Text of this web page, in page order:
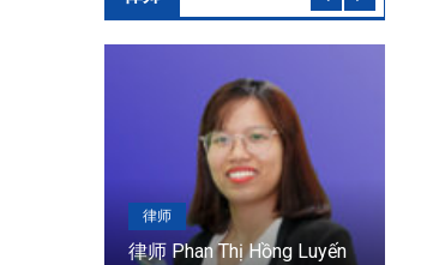
律师
律师 Phan Thị Hồng Luyến